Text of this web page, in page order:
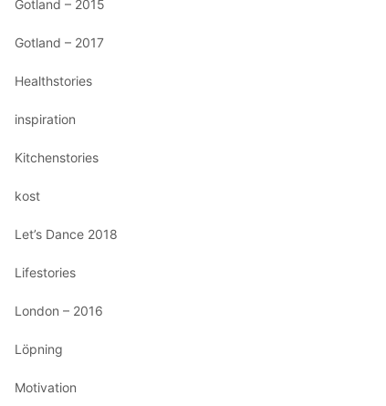
Gotland – 2015
Gotland – 2017
Healthstories
inspiration
Kitchenstories
kost
Let’s Dance 2018
Lifestories
London – 2016
Löpning
Motivation